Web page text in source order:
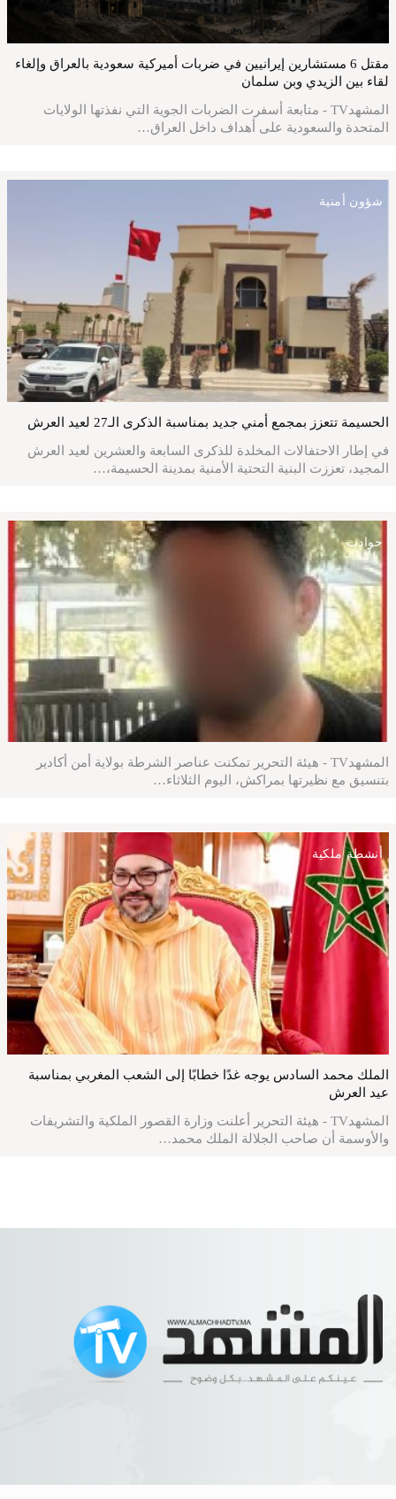
مقتل 6 مستشارين إيرانيين في ضربات أميركية سعودية بالعراق وإلغاء
لقاء بين الزيدي وبن سلمان
المشهدTV - متابعة أسفرت الضربات الجوية التي نفذتها الولايات
المتحدة والسعودية على أهداف داخل العراق…
شؤون أمنية
الحسيمة تتعزز بمجمع أمني جديد بمناسبة الذكرى الـ27 لعيد العرش
في إطار الاحتفالات المخلدة للذكرى السابعة والعشرين لعيد العرش
المجيد، تعززت البنية التحتية الأمنية بمدينة الحسيمة،…
حوادث
المشهدTV - هيئة التحرير تمكنت عناصر الشرطة بولاية أمن أكادير
بتنسيق مع نظيرتها بمراكش، اليوم الثلاثاء…
أنشطة ملكية
الملك محمد السادس يوجه غدًا خطابًا إلى الشعب المغربي بمناسبة
عيد العرش
المشهدTV - هيئة التحرير أعلنت وزارة القصور الملكية والتشريفات
والأوسمة أن صاحب الجلالة الملك محمد…